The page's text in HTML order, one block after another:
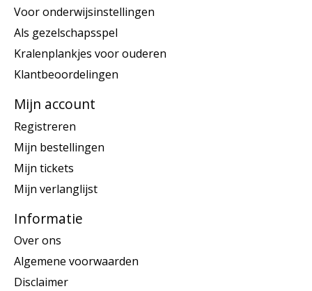
Voor onderwijsinstellingen
Als gezelschapsspel
Kralenplankjes voor ouderen
Klantbeoordelingen
Mijn account
Registreren
Mijn bestellingen
Mijn tickets
Mijn verlanglijst
Informatie
Over ons
Algemene voorwaarden
Disclaimer